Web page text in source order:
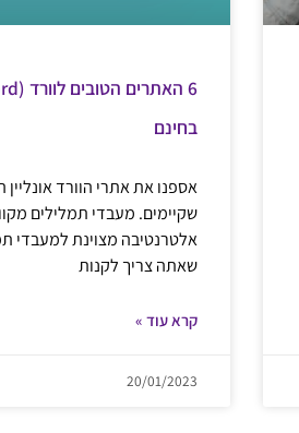
בחינם
אספנו את אתרי הוורד אונליין
שקיימים. מעבדי תמלילים
אלטרנטיבה מצוינת למעבדי
שאתה צריך לקנות
קרא עוד »
20/01/2023